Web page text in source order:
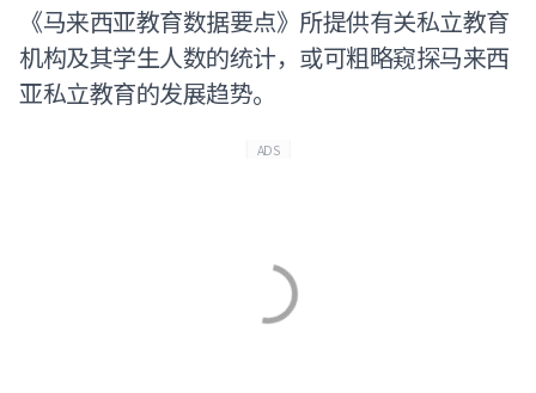
《马来西亚教育数据要点》所提供有关私立教育
机构及其学生人数的统计，或可粗略窥探马来西
亚私立教育的发展趋势。
ADS